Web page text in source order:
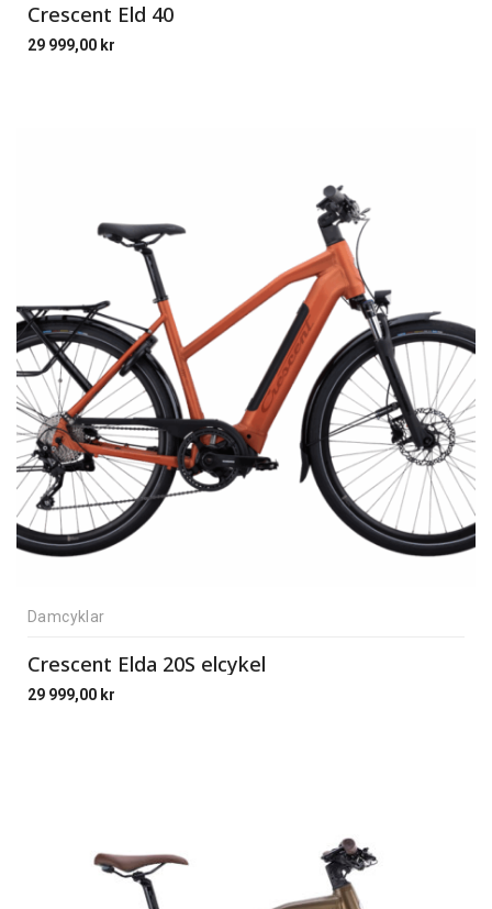
Crescent Eld 40
29 999,00 kr
Damcyklar
Crescent Elda 20S elcykel
29 999,00 kr